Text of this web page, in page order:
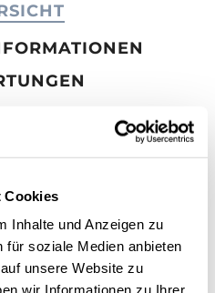
Cookies
Inhalte und Anzeigen zu
für soziale Medien anbieten
unsere Website zu
wir Informationen zu Ihrer
Sunshine
unter Palmen nahe
Kardamom, roter
vereinen sich zu purer